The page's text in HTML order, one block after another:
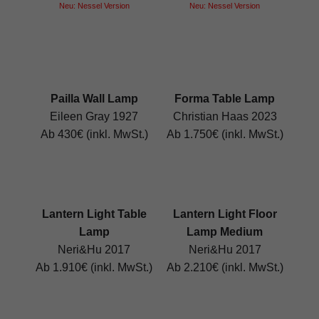
Neu: Nessel Version Neu: Nessel Version
Pailla Wall Lamp
Eileen Gray 1927
Ab 430€ (inkl. MwSt.)
Forma Table Lamp
Christian Haas 2023
Ab 1.750€ (inkl. MwSt.)
Lantern Light Table
Lamp
Neri&Hu 2017
Ab 1.910€ (inkl. MwSt.)
Lantern Light Floor
Lamp Medium
Neri&Hu 2017
Ab 2.210€ (inkl. MwSt.)